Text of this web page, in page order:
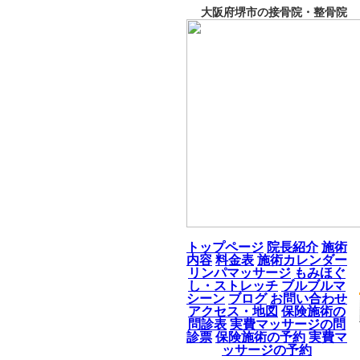
大阪府堺市の接骨院・整骨院
トップページ院長紹介施術
内容料金表施術カレンダー
リンパマッサージ もみほぐ
し・ストレッチ ブルブルマ
シーン ブログ お問い合わせ
アクセス・地図 保険施術の
問診表実費マッサージの問
診票保険施術の予約実費マ
ッサージの予約